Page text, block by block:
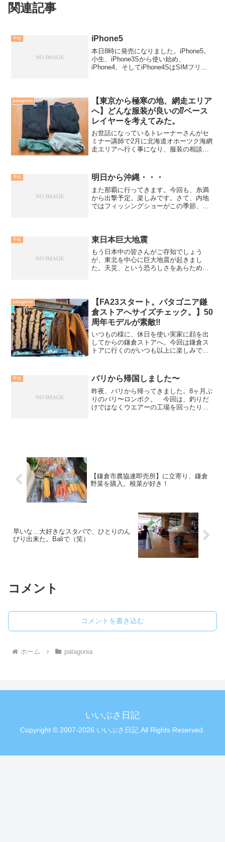
関連記事
平松 iPhone5
本日8時に発売になりました。iPhone5。
小生、iPhone3Sから使い始め、
iPhone4、そしてiPhone4SはSIMフリー
patagonia
【東京から極寒の地、網走エリア
へ】どんな服装が良いの⁉️ベース
レイヤーを考えてみた。
お世話になっているトレーナーさんがセ
ミナー講師で2月に北海道オホーツク海網
走エリアへ行く事になり、服装の相談を
はよく通っていますが、あらためてどん
な服装で、と言われると...
平松 明日から沖縄・・・
また那覇に行ってきます。今回も、糸満
から出撃予定。楽しみです。さて、内地
ではフィッシングショーがこの季節、行
ら興味深いところですね。...
平松 東日本巨大地震
もう日本中の皆さんがご存知でしょう
が、東北を中心に巨大地震が起きまし
た。天災、という恐ろしさをあらためて
様にゴトゴトと音がして、そし...
patagonia
【FA23スタート。パタゴニア鎌
倉ストアへサイズチェック。】50
周年モデルが素敵‼️
いつもの様に、休日を使い実家に顔を出
してからの鎌倉ストアへ。今回は鎌倉ス
トアに行くのがいつも以上に楽しみでし
ウトレットwebページに上がった事で新
製品陳列があるだろ...
平松 バリから帰国しました〜
昨夜、バリから帰ってきました。8ヶ月ぶ
りのバリ〜ロンボク。 今回は、釣りだ
けではなくウエアーの工場を回ったり、
【鎌倉市農協連即売所】に立寄り、鎌倉
野菜を購入。根菜が好き！
早いな…大好きなスタバで、ひとりのん
びり出来た。Baliで（笑）
コメント
コメントを書き込む
ホーム patagonia
いいぶさ日記
Copyright © 2007-2026 いいぶさ日記 All Rights Reserved.